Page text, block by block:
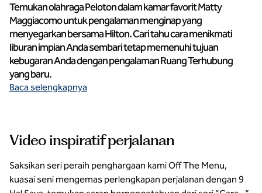
Temukan olahraga Peloton dalam kamar favorit Matty
Maggiacomo untuk pengalaman menginap yang
menyegarkan bersama Hilton. Cari tahu cara menikmati
liburan impian Anda sembari tetap memenuhi tujuan
kebugaran Anda dengan pengalaman Ruang Terhubung
yang baru.
Baca selengkapnya
Video inspiratif perjalanan
Saksikan seri peraih penghargaan kami Off The Menu,
kuasai seni mengemas perlengkapan perjalanan dengan 9